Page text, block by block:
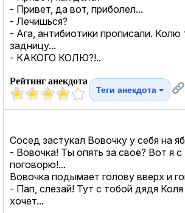
- Привет, да вот, приболел...
- Лечишься?
- Ага, антибиотики прописали. Колю
задницу...
- КАКОГО КОЛЮ?!..
Рейтинг анекдота
Теги анекдота
Сосед застукал Вовочку у себя на
- Вовочка! Ты опять за своё? Вот я
поговорю!...
Вовочка подымает голову вверх и
- Пап, слезай! Тут с тобой дядя Коля
хочет...